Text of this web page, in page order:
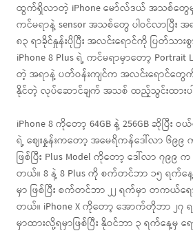
ထွက်ရှိလာတဲ့ iPhone မော်လ်ဒယ် အသစ်တွေမှာ
ကင်မရာနဲ့ sensor အသစ်တွေ ပါဝင်လာပြီ
၈၃ ရာခိုင်နှုန်းပိုပြီး အလင်းရောင်ကို ပြတ်သာ
iPhone 8 Plus ရဲ့ ကင်မရာမှာတော့
တဲ့ အရာနဲ့ ပတ်ဝန်းကျင်က အလင်းရောင်တွ
နိုင်တဲ့ လုပ်ဆောင်ချက် အသစ် ထည့်သွင်းထား
iPhone 8 ကိုတော့ 64GB နဲ့ 256GB ဆိုပြီး ဝ
ရဲ့ ဈေးနှုန်းကတော့ အမေရိကန်ဒေါ်လာ ၆၉၉
ဖြစ်ပြီး Plus Model ကိုတော့ ဒေါ်လာ ၇၉၉
တယ်။ 8 နဲ့ 8 Plus ကို စက်တင်ဘာ ၁၅ ရက်န
မှာ ဖြစ်ပြီး စက်တင်ဘာ ၂၂ ရက်မှာ တကယ်ရောင်
တယ်။ iPhone X ကိုတော့ အောက်တိုဘာ ၂၇
မှာထားလို့ရမှာဖြစ်ပြီး နိုဝင်ဘာ ၃ ရက်နေ့မှ ရော